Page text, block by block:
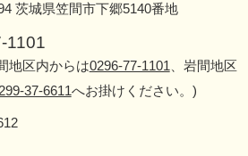
茨城県笠間市下郷5140番地
1101
地区内からは0296-77-1101 、岩間地区
37-6611へお掛けください。)